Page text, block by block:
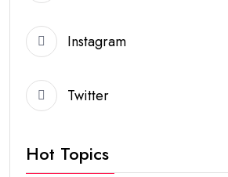
Instagram
Twitter
Hot Topics